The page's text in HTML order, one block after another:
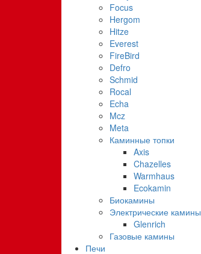
Focus
Hergom
Hitze
Everest
FireBird
Defro
Schmid
Rocal
Echa
Mcz
Meta
Каминные топки
Axis
Chazelles
Warmhaus
Ecokamin
Биокамины
Электрические камины
Glenrich
Газовые камины
Печи